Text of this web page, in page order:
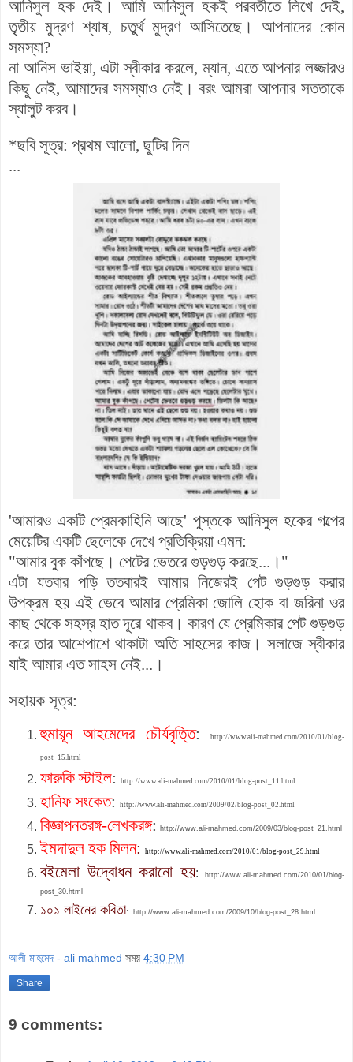
আনিসুল হক দেই। আমি আনিসুল হকই পরবর্তীতে লিখে দেই,
তৃতীয় মুদ্রণ শ্যাষ, চতুর্থ মুদ্রণ আসিতেছে। আপনাদের কোন
সমস্যা?
না আনিস ভাইয়া, এটা স্বীকার করলে, ম্যান, এতে আপনার লজ্জারও
কিছু নেই, আমাদের সমস্যাও নেই। বরং আমরা আপনার সততাকে
স্যালুট করব।
*ছবি সূত্র: প্রথম আলো, ছুটির দিন
...
'আমারও একটি প্রেমকাহিনি আছে' পুস্তকে আনিসুল হকের গল্পের
মেয়েটির একটি ছেলেকে দেখে প্রতিক্রিয়া এমন:
"আমার বুক কাঁপছে। পেটের ভেতরে গুড়গুড় করছে...।"
এটা যতবার পড়ি ততবারই আমার নিজেরই পেট গুড়গুড় করার
উপক্রম হয় এই ভেবে আমার প্রেমিকা জোলি হোক বা জরিনা ওর
কাছ থেকে সহস্র হাত দূরে থাকব। কারণ যে প্রেমিকার পেট গুড়গুড়
করে তার আশেপাশে থাকাটা অতি সাহসের কাজ। সলাজে স্বীকার
যাই আমার এত সাহস নেই...।
সহায়ক সূত্র:
হুমায়ূন আহমেদের চৌর্যবৃত্তি:http://www.ali-mahmed.com/2010/01/blog-
post_15.html
ফারুকি স্টাইল: http://www.ali-mahmed.com/2010/01/blog-post_11.html
হানিফ সংকেত: http://www.ali-mahmed.com/2009/02/blog-post_02.html
বিজ্ঞাপনতরঙ্গ-লেখকরঙ্: http://www.ali-mahmed.com/2009/03/blog-post_21.html
ইমদাদুল হক মিলন: http://www.ali-mahmed.com/2010/01/blog-post_29.html
বইমেলা উদ্বোধন করানো হয়: http://www.ali-mahmed.com/2010/01/blog-
post_30.html
১০১ লাইনের কবিতা: http://www.ali-mahmed.com/2009/10/blog-post_28.html
আলী মাহমেদ - ali mahmed সময় 4:30 PM
Share
9 comments: